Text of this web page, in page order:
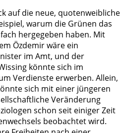
auf die neue, quotenweibliche
warum die Grünen das
hergegeben haben. Mit
Özdemir wäre ein
im Amt, und der
könnte sich im
Verdienste erwerben. Allein,
sich mit einer jüngeren
Veränderung
schon seit einiger Zeit
beobachtet wird.